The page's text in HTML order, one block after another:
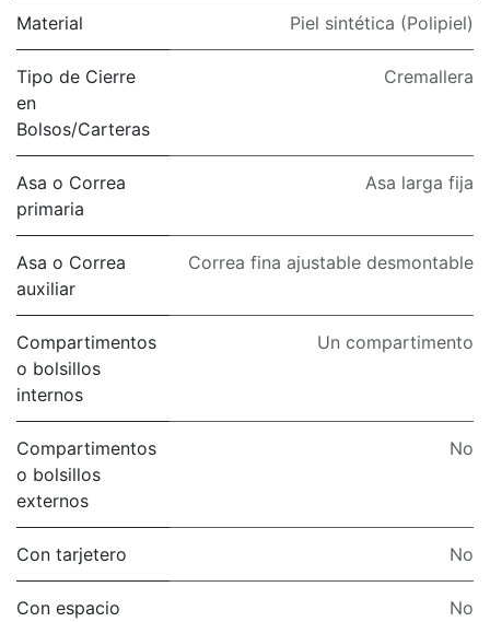
Material Piel sintética (Polipiel)
Tipo de Cierre
en
Bolsos/Carteras
Cremallera
Asa o Correa
primaria
Asa larga fija
Asa o Correa
auxiliar
Correa fina ajustable desmontable
Compartimentos
o bolsillos
internos
Un compartimento
Compartimentos
o bolsillos
externos
No
Con tarjetero No
Con espacio
No